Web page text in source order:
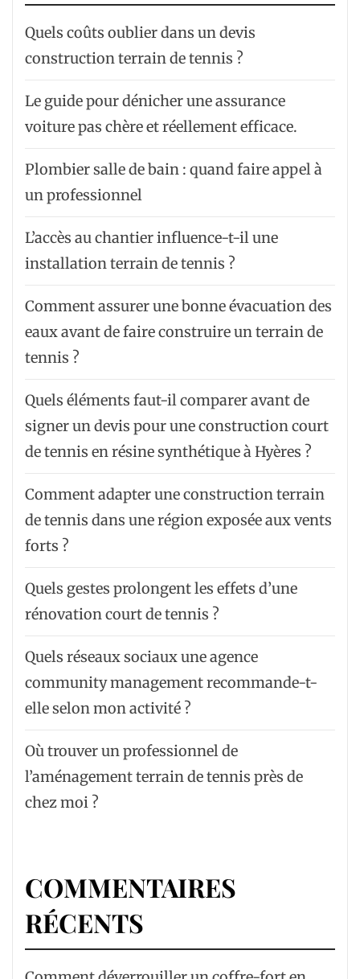
Quels coûts oublier dans un devis
construction terrain de tennis ?
Le guide pour dénicher une assurance
voiture pas chère et réellement efficace.
Plombier salle de bain : quand faire appel à
un professionnel
L’accès au chantier influence-t-il une
installation terrain de tennis ?
Comment assurer une bonne évacuation des
eaux avant de faire construire un terrain de
tennis ?
Quels éléments faut-il comparer avant de
signer un devis pour une construction court
de tennis en résine synthétique à Hyères ?
Comment adapter une construction terrain
de tennis dans une région exposée aux vents
forts ?
Quels gestes prolongent les effets d’une
rénovation court de tennis ?
Quels réseaux sociaux une agence
community management recommande-t-
elle selon mon activité ?
Où trouver un professionnel de
l’aménagement terrain de tennis près de
chez moi ?
COMMENTAIRES
RÉCENTS